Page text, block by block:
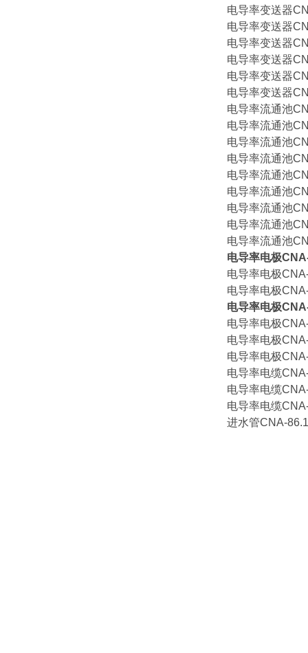
电导率变送器
电导率变送器
电导率变送器
电导率变送器
电导率变送器
电导率变送器
电导率流通池
电导率流通池
电导率流通池
电导率流通池
电导率流通池
电导率流通池
电导率流通池
电导率流通池
电导率流通池
电导率电极
电导率电极
电导率电极
电导率电极
电导率电极
电导率电极
电导率电极
电导率电缆
电导率电缆
电导率电缆
进水管CNA-